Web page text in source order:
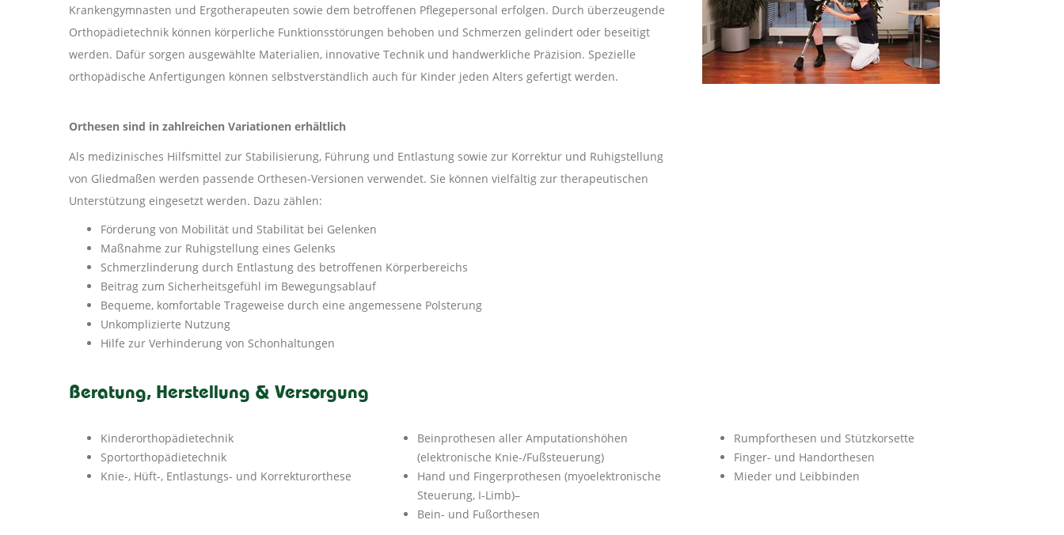
Krankengymnasten und Ergotherapeuten sowie dem betroffenen Pflegepersonal erfolgen. Durch überzeugende
Orthopädietechnik können körperliche Funktionsstörungen behoben und Schmerzen gelindert oder beseitigt
werden. Dafür sorgen ausgewählte Materialien, innovative Technik und handwerkliche Präzision. Spezielle
orthopädische Anfertigungen können selbstverständlich auch für Kinder jeden Alters gefertigt werden.
Orthesen sind in zahlreichen Variationen erhältlich
Als medizinisches Hilfsmittel zur Stabilisierung, Führung und Entlastung sowie zur Korrektur und Ruhigstellung
von Gliedmaßen werden passende Orthesen-Versionen verwendet. Sie können vielfältig zur therapeutischen
Unterstützung eingesetzt werden. Dazu zählen:
Förderung von Mobilität und Stabilität bei Gelenken
Maßnahme zur Ruhigstellung eines Gelenks
Schmerzlinderung durch Entlastung des betroffenen Körperbereichs
Beitrag zum Sicherheitsgefühl im Bewegungsablauf
Bequeme, komfortable Trageweise durch eine angemessene Polsterung
Unkomplizierte Nutzung
Hilfe zur Verhinderung von Schonhaltungen
Beratung, Herstellung & Versorgung
Kinderorthopädietechnik
Sportorthopädietechnik
Knie-, Hüft-, Entlastungs- und Korrekturorthese
Beinprothesen aller Amputationshöhen
(elektronische Knie-/Fußsteuerung)
Hand und Fingerprothesen (myoelektronische
Steuerung, I-Limb)–
Bein- und Fußorthesen
Rumpforthesen und Stützkorsette
Finger- und Handorthesen
Mieder und Leibbinden